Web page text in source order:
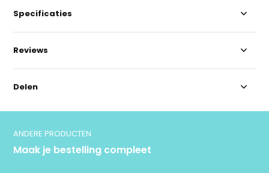
Specificaties
Reviews
Delen
ANDERE PRODUCTEN
Maak je bestelling compleet